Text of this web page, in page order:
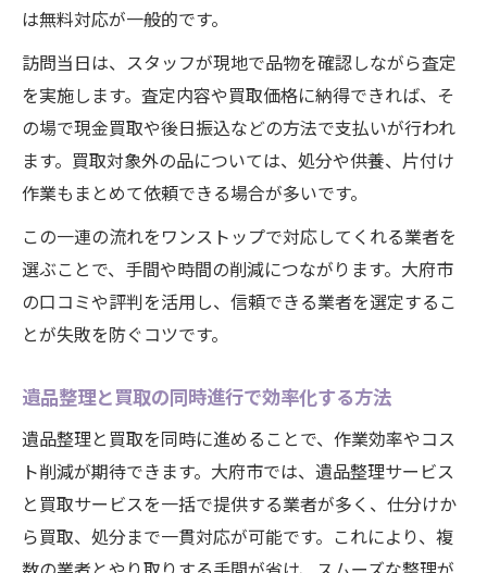
は無料対応が一般的です。
訪問当日は、スタッフが現地で品物を確認しながら査定
を実施します。査定内容や買取価格に納得できれば、そ
の場で現金買取や後日振込などの方法で支払いが行われ
ます。買取対象外の品については、処分や供養、片付け
作業もまとめて依頼できる場合が多いです。
この一連の流れをワンストップで対応してくれる業者を
選ぶことで、手間や時間の削減につながります。大府市
の口コミや評判を活用し、信頼できる業者を選定するこ
とが失敗を防ぐコツです。
遺品整理と買取の同時進行で効率化する方法
遺品整理と買取を同時に進めることで、作業効率やコス
ト削減が期待できます。大府市では、遺品整理サービス
と買取サービスを一括で提供する業者が多く、仕分けか
ら買取、処分まで一貫対応が可能です。これにより、複